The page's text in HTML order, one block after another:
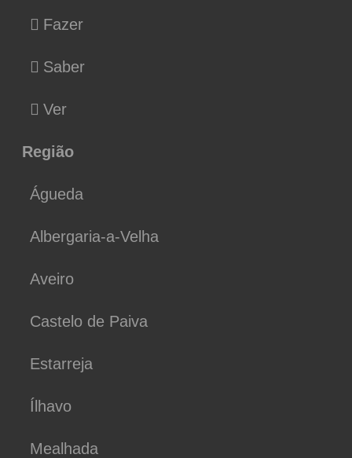
Fazer
Saber
Ver
Região
Águeda
Albergaria-a-Velha
Aveiro
Castelo de Paiva
Estarreja
Ílhavo
Mealhada